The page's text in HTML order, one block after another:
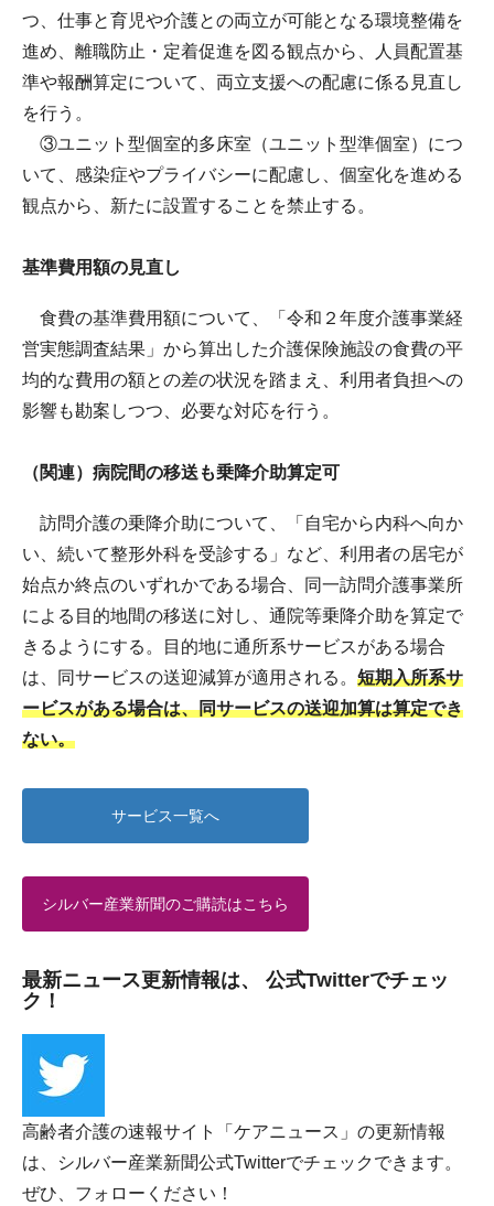
つ、仕事と育児や介護との両立が可能となる環境整備を
進め、離職防止・定着促進を図る観点から、人員配置基
準や報酬算定について、両立支援への配慮に係る見直し
を行う。
③ユニット型個室的多床室（ユニット型準個室）につ
いて、感染症やプライバシーに配慮し、個室化を進める
観点から、新たに設置することを禁止する。
基準費用額の見直し
食費の基準費用額について、「令和２年度介護事業経
営実態調査結果」から算出した介護保険施設の食費の平
均的な費用の額との差の状況を踏まえ、利用者負担への
影響も勘案しつつ、必要な対応を行う。
（関連）病院間の移送も乗降介助算定可
訪問介護の乗降介助について、「自宅から内科へ向か
い、続いて整形外科を受診する」など、利用者の居宅が
始点か終点のいずれかである場合、同一訪問介護事業所
による目的地間の移送に対し、通院等乗降介助を算定で
きるようにする。目的地に通所系サービスがある場合
は、同サービスの送迎減算が適用される。 短期入所系サ
ービスがある場合は、同サービスの送迎加算は算定でき
ない。
サービス一覧へ
シルバー産業新聞のご購読はこちら
最新ニュース更新情報は、 公式Twitterでチェッ
ク！
高齢者介護の速報サイト「ケアニュース」の更新情報
は、シルバー産業新聞公式Twitterでチェックできます。
ぜひ、フォローください！